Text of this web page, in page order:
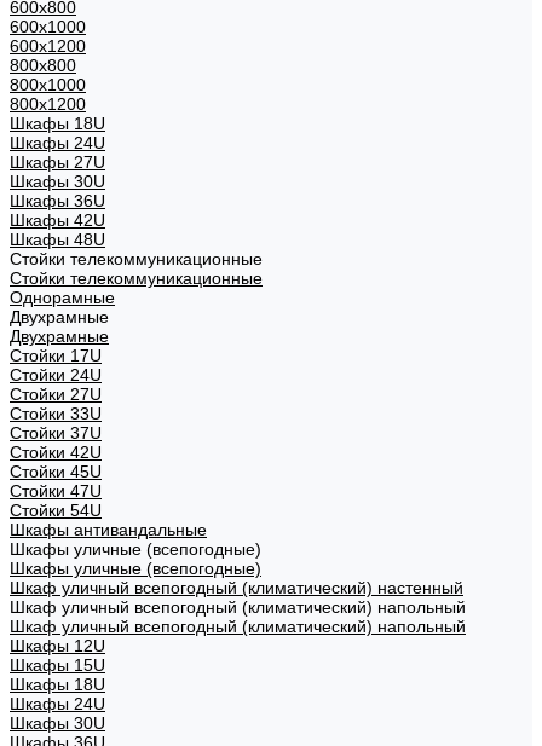
600x800
600х1000
600х1200
800x800
800х1000
800х1200
Шкафы 18U
Шкафы 24U
Шкафы 27U
Шкафы 30U
Шкафы 36U
Шкафы 42U
Шкафы 48U
Стойки телекоммуникационные
Стойки телекоммуникационные
Однорамные
Двухрамные
Двухрамные
Стойки 17U
Стойки 24U
Стойки 27U
Стойки 33U
Стойки 37U
Стойки 42U
Стойки 45U
Стойки 47U
Стойки 54U
Шкафы антивандальные
Шкафы уличные (всепогодные)
Шкафы уличные (всепогодные)
Шкаф уличный всепогодный (климатический) настенный
Шкаф уличный всепогодный (климатический) напольный
Шкаф уличный всепогодный (климатический) напольный
Шкафы 12U
Шкафы 15U
Шкафы 18U
Шкафы 24U
Шкафы 30U